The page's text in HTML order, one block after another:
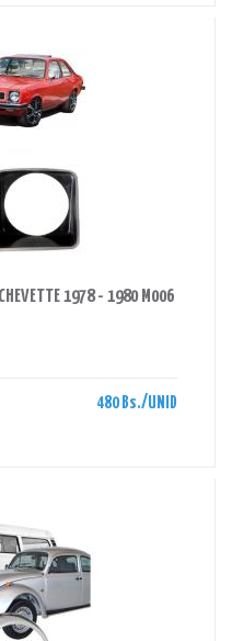
CHEVETTE 1978 - 1980 M006
480 Bs./UNID